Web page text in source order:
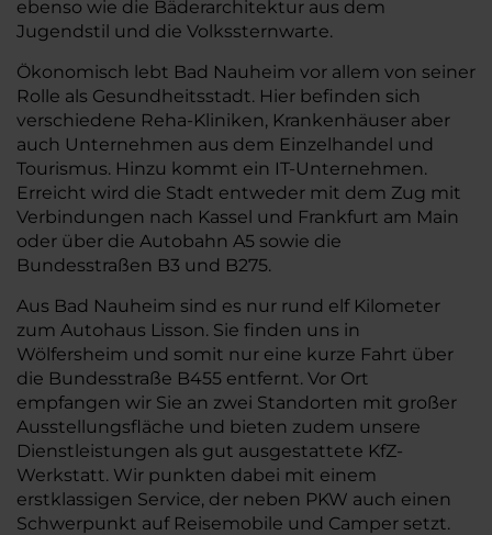
ebenso wie die Bäderarchitektur aus dem
Jugendstil und die Volkssternwarte.
Ökonomisch lebt Bad Nauheim vor allem von seiner
Rolle als Gesundheitsstadt. Hier befinden sich
verschiedene Reha-Kliniken, Krankenhäuser aber
auch Unternehmen aus dem Einzelhandel und
Tourismus. Hinzu kommt ein IT-Unternehmen.
Erreicht wird die Stadt entweder mit dem Zug mit
Verbindungen nach Kassel und Frankfurt am Main
oder über die Autobahn A5 sowie die
Bundesstraßen B3 und B275.
Aus Bad Nauheim sind es nur rund elf Kilometer
zum Autohaus Lisson. Sie finden uns in
Wölfersheim und somit nur eine kurze Fahrt über
die Bundesstraße B455 entfernt. Vor Ort
empfangen wir Sie an zwei Standorten mit großer
Ausstellungsfläche und bieten zudem unsere
Dienstleistungen als gut ausgestattete KfZ-
Werkstatt. Wir punkten dabei mit einem
erstklassigen Service, der neben PKW auch einen
Schwerpunkt auf Reisemobile und Camper setzt.